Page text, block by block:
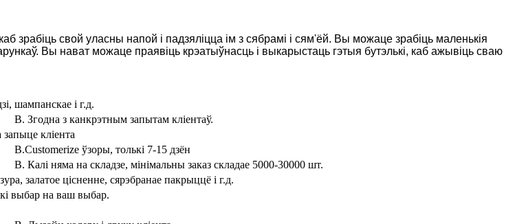
зрабіць свой уласны напой і падзяліцца ім з сябрамі і сям'ёй. Вы можаце зрабіць маленькія
Вы нават можаце праявіць крэатыўнасць і выкарыстаць гэтыя бутэлькі, каб ажывіць сваю
шампанскае і г.д.
B. Згодна з канкрэтным запытам кліентаў.
кліента
B.Customerize ўзоры, толькі 7-15 дзён
B. Калі няма на складзе, мінімальны заказ складае 5000-30000 шт.
залатое цісненне, сярэбранае пакрыццё і г.д.
выбар на ваш выбар.